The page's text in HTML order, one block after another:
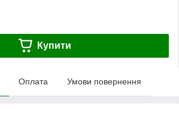
Купити
Оплата Умови повернення